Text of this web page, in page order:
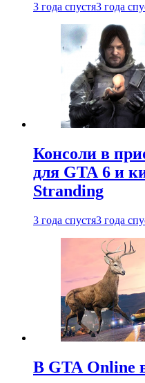
3 года спустя3 года
Консоли в
для GTA 6 и
Stranding
3 года спустя3 года
В GTA Online